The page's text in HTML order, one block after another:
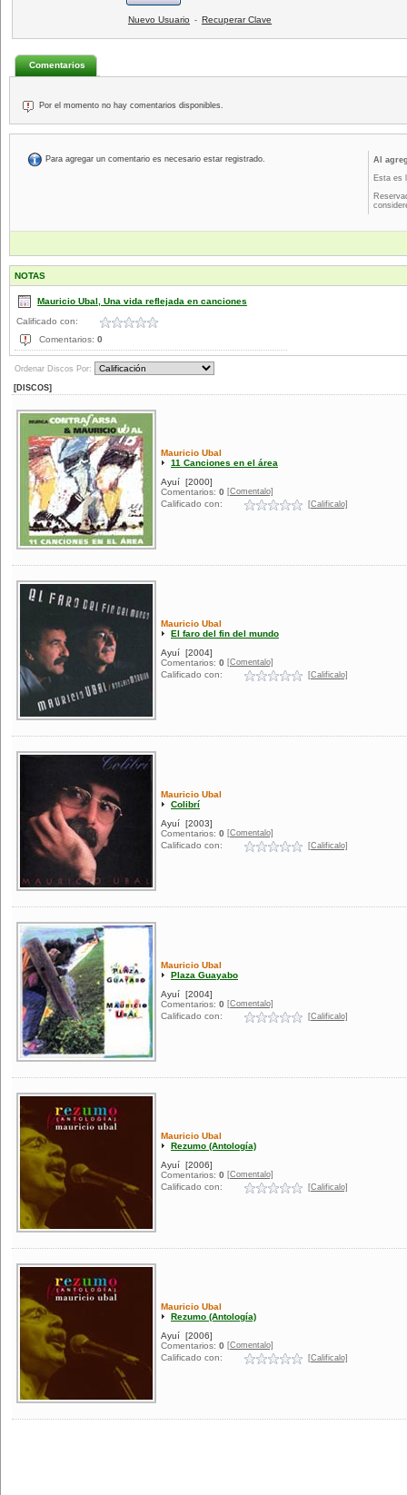
Nuevo Usuario - Recuperar Clave
Comentarios
Por el momento no hay comentarios disponibles.
Para agregar un comentario es necesario estar registrado.
Al
Esta es
NOTAS
Mauricio Ubal, Una vida reflejada en canciones
Calificado con:
Comentarios: 0
Ordenar Discos Por:
[DISCOS]
Mauricio Ubal
11 Canciones en el área
Ayuí [2000]
Comentarios: 0 [Comentalo]
Calificado con: [Calificalo]
Mauricio Ubal
El faro del fin del mundo
Ayuí [2004]
Comentarios: 0 [Comentalo]
Calificado con: [Calificalo]
Mauricio Ubal
Colibrí
Ayuí [2003]
Comentarios: 0 [Comentalo]
Calificado con: [Calificalo]
Mauricio Ubal
Plaza Guayabo
Ayuí [2004]
Comentarios: 0 [Comentalo]
Calificado con: [Calificalo]
Mauricio Ubal
Rezumo (Antología)
Ayuí [2006]
Comentarios: 0 [Comentalo]
Calificado con: [Calificalo]
Mauricio Ubal
Rezumo (Antología)
Ayuí [2006]
Comentarios: 0 [Comentalo]
Calificado con: [Calificalo]